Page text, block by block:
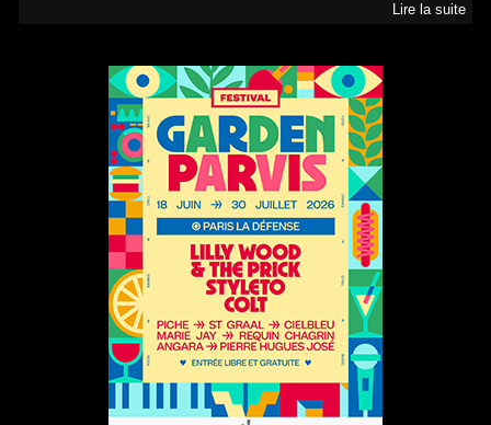
Lire la suite